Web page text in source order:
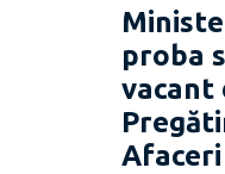
proba
vacant
publicării: